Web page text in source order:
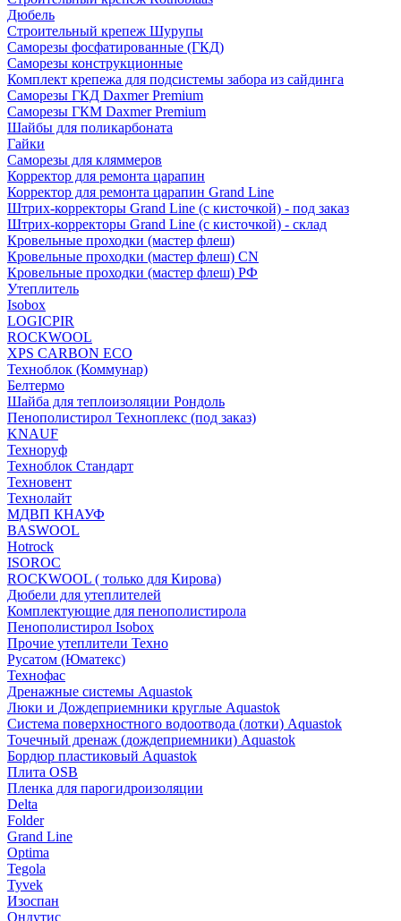
Дюбель
Строительный крепеж Шурупы
Саморeзы фосфатированные (ГКД)
Саморезы конструкционные
Комплект крепежа для подсистемы забора из сайдинга
Саморезы ГКД Daxmer Premium
Саморезы ГКМ Daxmer Premium
Шайбы для поликарбоната
Гайки
Саморезы для кляммеров
Корректор для ремонта царапин
Корректор для ремонта царапин Grand Line
Штрих-корректоры Grand Line (с кисточкой) - под заказ
Штрих-корректоры Grand Line (с кисточкой) - склад
Кровельные проходки (мастер флеш)
Кровельные проходки (мастер флеш) CN
Кровельные проходки (мастер флеш) РФ
Утеплитель
Isobox
LOGICPIR
ROCKWOOL
XPS CARBON ECO
Техноблок (Коммунар)
Белтермо
Шайба для теплоизоляции Рондоль
Пенополистирол Техноплекс (под заказ)
KNАUF
Технoруф
Техноблок Стандарт
Техновент
Технолайт
МДВП КНАУФ
BASWOOL
Hotrock
ISOROC
ROCKWOOL ( только для Кирова)
Дюбели для утеплителей
Комплектующие для пенополистирола
Пенополистирол Isobox
Прочие утеплители Техно
Русатом (Юматекс)
Технофас
Дренажные системы Aquastok
Люки и Дождеприемники круглые Aquastok
Система поверхностного водоотвода (лотки) Aquastok
Точечный дренаж (дождеприемники) Aquastok
Бордюр пластиковый Aquastok
Плита OSB
Пленка для парогидроизоляции
Delta
Folder
Grand Line
Optima
Tegola
Tyvek
Изоспан
Ондутис